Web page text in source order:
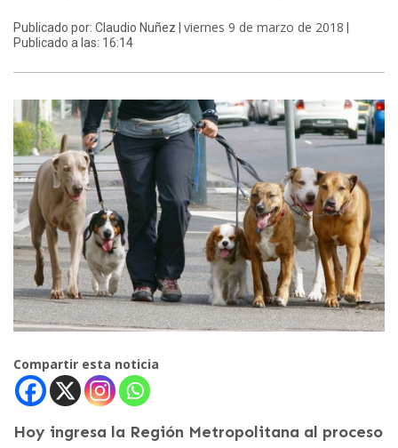
Publicado por: Claudio Nuñez | viernes 9 de marzo de 2018
Publicado a las: 16:14
Compartir esta noticia
Hoy ingresa la Región Metropolitana al proceso